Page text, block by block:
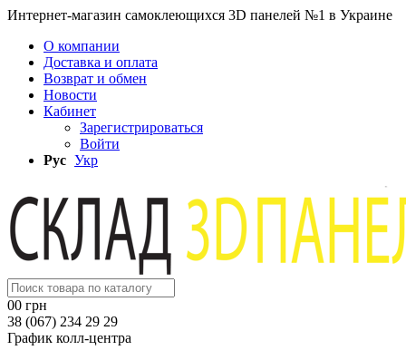
Интернет-магазин самоклеющихся 3D панелей №1 в Украине
О компании
Доставка и оплата
Возврат и обмен
Новости
Кабинет
Зарегистрироваться
Войти
Рус Укр
00 грн
38 (067) 234 29 29
График колл-центра